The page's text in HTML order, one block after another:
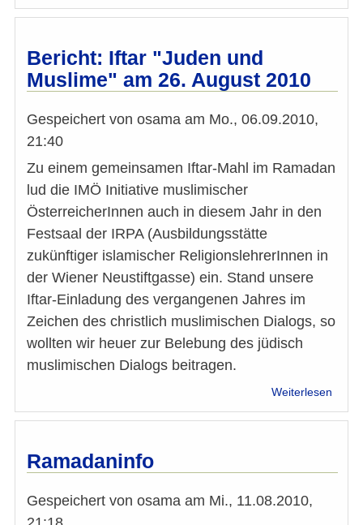
Bericht: Iftar "Juden und
Muslime" am 26. August 2010
Gespeichert von osama am Mo., 06.09.2010,
21:40
Zu einem gemeinsamen Iftar-Mahl im Ramadan
lud die IMÖ Initiative muslimischer
ÖsterreicherInnen auch in diesem Jahr in den
Festsaal der IRPA (Ausbildungsstätte
zukünftiger islamischer ReligionslehrerInnen in
der Wiener Neustiftgasse) ein. Stand unsere
Iftar-Einladung des vergangenen Jahres im
Zeichen des christlich muslimischen Dialogs, so
wollten wir heuer zur Belebung des jüdisch
muslimischen Dialogs beitragen.
Weiterlesen
Iftar
Ramadaninfo
Gespeichert von osama am Mi., 11.08.2010,